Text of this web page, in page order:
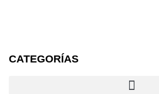
CATEGORÍAS